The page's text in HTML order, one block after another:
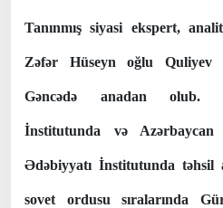
Tanınmış siyasi ekspert,
Zəfər Hüseyn oğlu
Gəncədə anadan olub.
İnstitutunda və
Ədəbiyyatı İnstitutunda təhsil
sovet ordusu sıralarında